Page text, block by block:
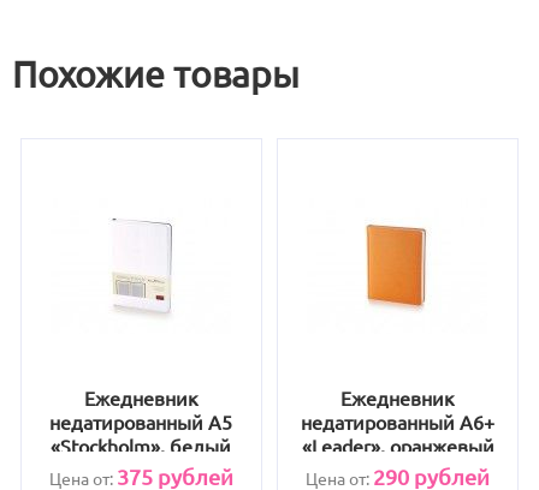
Похожие товары
Ежедневник
недатированный А5
«Stockholm», белый
Цена от: 375рублей
Ежедневник
недатированный А6+
«Leader», оранжевый
Цена от: 290 рублей